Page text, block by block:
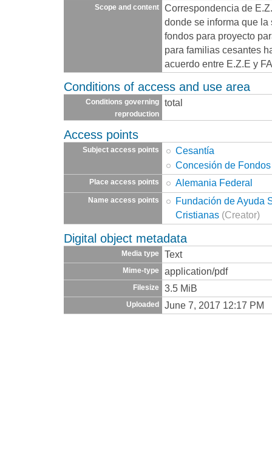
Scope and content
Correspondencia de
donde se informa que
fondos para proyecto
para familias cesantes
acuerdo entre E.Z.E y
Conditions of access and use area
Conditions governing
reproduction
total
Access points
Subject access points
Cesantía
Concesión de Fondos
Place access points Alemania Federal
Name access points
Fundación de Ayuda
Cristianas (Creator)
Digital object metadata
Media type Text
Mime-type application/pdf
Filesize 3.5 MiB
Uploaded June 7, 2017 12:17 PM